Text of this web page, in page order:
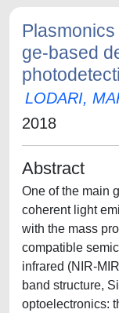
ge-based
LODARI,
2018
Abstract
One of the main
coherent light
with the mass
compatible
infrared (NIR-
band structure,
optoelectronics: